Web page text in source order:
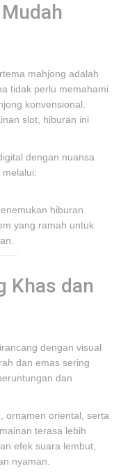
mahjong adalah
tidak perlu memahami
konvensional.
slot, hiburan ini
dengan nuansa
hiburan
yang ramah untuk
Khas dan
dengan visual
dan emas sering
dan
ornamen oriental, serta
terasa lebih
efek suara lembut,
nyaman.